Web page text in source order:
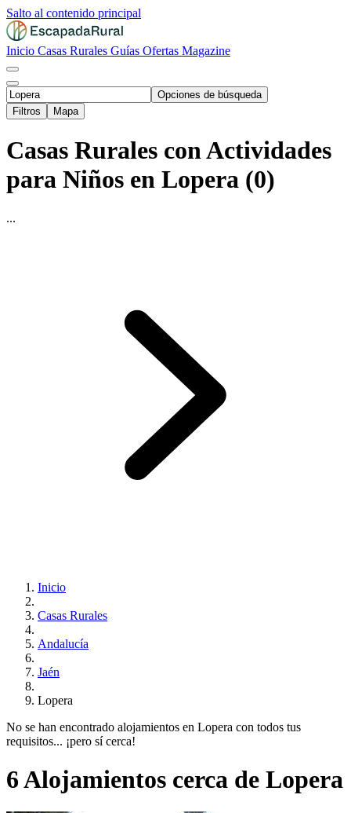
Salto al contenido principal
Inicio Casas Rurales Guías Ofertas Magazine
Opciones de búsqueda
Filtros
Mapa
Casas Rurales con Actividades
para Niños en Lopera (0)
...
Inicio
Casas Rurales
Andalucía
Jaén
Lopera
No se han encontrado alojamientos en Lopera con todos tus
requisitos... ¡pero sí cerca!
6 Alojamientos cerca de Lopera